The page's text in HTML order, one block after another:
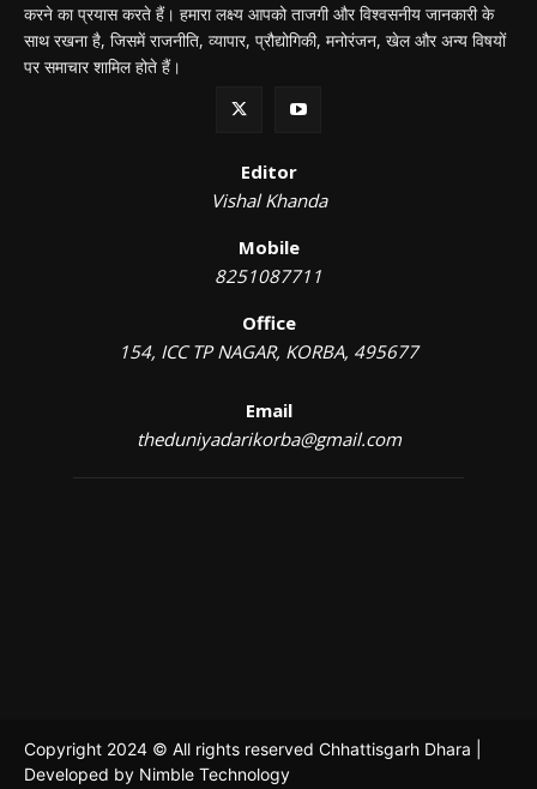
करने का प्रयास करते हैं। हमारा लक्ष्य आपको ताजगी और विश्वसनीय जानकारी के
साथ रखना है, जिसमें राजनीति, व्यापार, प्रौद्योगिकी, मनोरंजन, खेल और अन्य विषयों
पर समाचार शामिल होते हैं।
Editor
Vishal Khanda
Mobile
8251087711
Office
154, ICC TP NAGAR, KORBA, 495677
Email
theduniyadarikorba@gmail.com
Copyright 2024 © All rights reserved Chhattisgarh Dhara |
Developed by Nimble Technology